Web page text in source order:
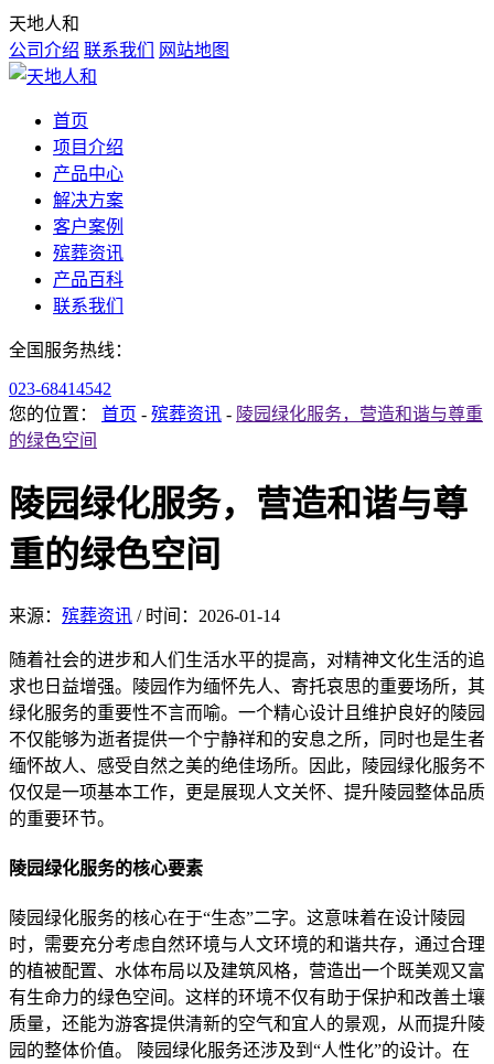
天地人和
公司介绍 联系我们 网站地图
首页
项目介绍
产品中心
解决方案
客户案例
殡葬资讯
产品百科
联系我们
全国服务热线：
023-68414542
您的位置：
首页 - 殡葬资讯 - 陵园绿化服务，营造和谐与尊重
的绿色空间
陵园绿化服务，营造和谐与尊
重的绿色空间
来源： 殡葬资讯 / 时间： 2026-01-14
随着社会的进步和人们生活水平的提高，对精神文化生活的追
求也日益增强。陵园作为缅怀先人、寄托哀思的重要场所，其
绿化服务的重要性不言而喻。一个精心设计且维护良好的陵园
不仅能够为逝者提供一个宁静祥和的安息之所，同时也是生者
缅怀故人、感受自然之美的绝佳场所。因此，陵园绿化服务不
仅仅是一项基本工作，更是展现人文关怀、提升陵园整体品质
的重要环节。
陵园绿化服务的核心要素
陵园绿化服务的核心在于“生态”二字。这意味着在设计陵园
时，需要充分考虑自然环境与人文环境的和谐共存，通过合理
的植被配置、水体布局以及建筑风格，营造出一个既美观又富
有生命力的绿色空间。这样的环境不仅有助于保护和改善土壤
质量，还能为游客提供清新的空气和宜人的景观，从而提升陵
园的整体价值。 陵园绿化服务还涉及到“人性化”的设计。在